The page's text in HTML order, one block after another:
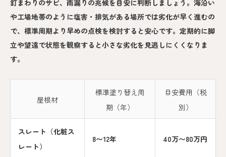
釘まわりのサビ、雨漏りの兆候を目安に判断しましょう。海沿い
や工場地帯のように塩害・排気がある場所では劣化が早く進むの
で、標準周期より早めの点検を検討すると安心です。定期的に脚
立や望遠で状態を観察すると小さな劣化を見逃しにくくなりま
す。
屋根材
標準塗り替え周
期（年）
目安費用（税
別）
スレート（化粧ス
レート）
8〜12年 40万〜80万円